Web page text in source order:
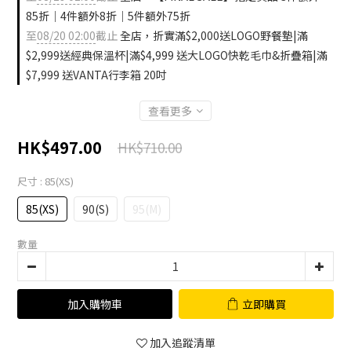
85折｜4件額外8折｜5件額外75折
至08/20 02:00截止全店，折實滿$2,000送LOGO野餐墊|滿
$2,999送經典保溫杯|滿$4,999 送大LOGO快乾毛巾&折疊箱|滿
$7,999 送VANTA行李箱 20吋
查看更多
HK$497.00 HK$710.00
尺寸 : 85(XS)
85(XS) 90(S) 95(M)
數量
加入購物車 立即購買
加入追蹤清單